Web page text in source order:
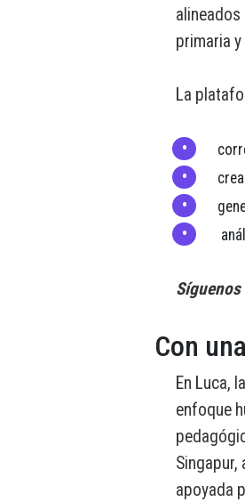
alineados
primaria
La
Con
En Luca, la
enfoque
apoyada